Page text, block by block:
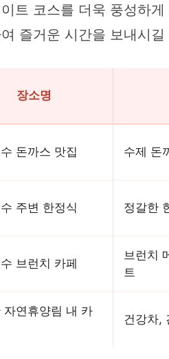
트 코스를 더욱 풍성하
즐거운 시간을 보내시길
장소명
돈까스 맛집 수제 돈
주변 한정식 정갈한
브런치 카페
브런치
트
자연휴양림 내 카
건강차,